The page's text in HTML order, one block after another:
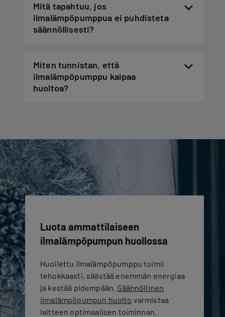
Mitä tapahtuu, jos
ilmalämpöpumppua ei puhdisteta
säännöllisesti?
Miten tunnistan, että
ilmalämpöpumppu kaipaa
huoltoa?
Luota ammattilaiseen
ilmalämpöpumpun huollossa
Huollettu ilmalämpöpumppu toimii
tehokkaasti, säästää enemmän energiaa
ja kestää pidempään. Säännöllinen
ilmalämpöpumpun huolto varmistaa
laitteen optimaalisen toiminnan.